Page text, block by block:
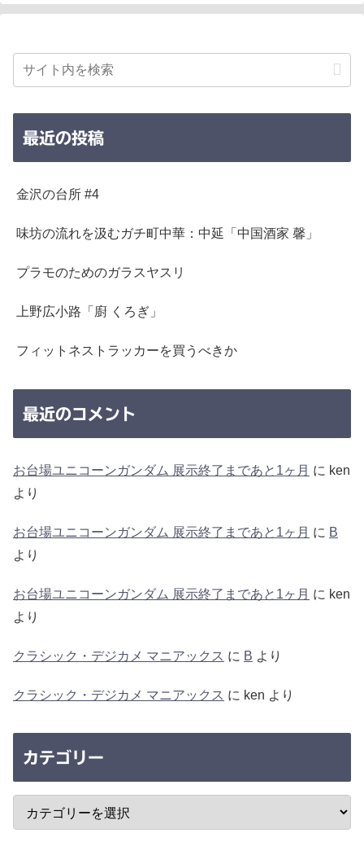
最近の投稿
金沢の台所 #4
味坊の流れを汲むガチ町中華：中延「中国酒家 馨」
プラモのためのガラスヤスリ
上野広小路「廚 くろぎ」
フィットネストラッカーを買うべきか
最近のコメント
お台場ユニコーンガンダム 展示終了まであと1ヶ月 に ken
より
お台場ユニコーンガンダム 展示終了まであと1ヶ月 に B
より
お台場ユニコーンガンダム 展示終了まであと1ヶ月 に ken
より
クラシック・デジカメ マニアックス に B より
クラシック・デジカメ マニアックス に ken より
カテゴリー